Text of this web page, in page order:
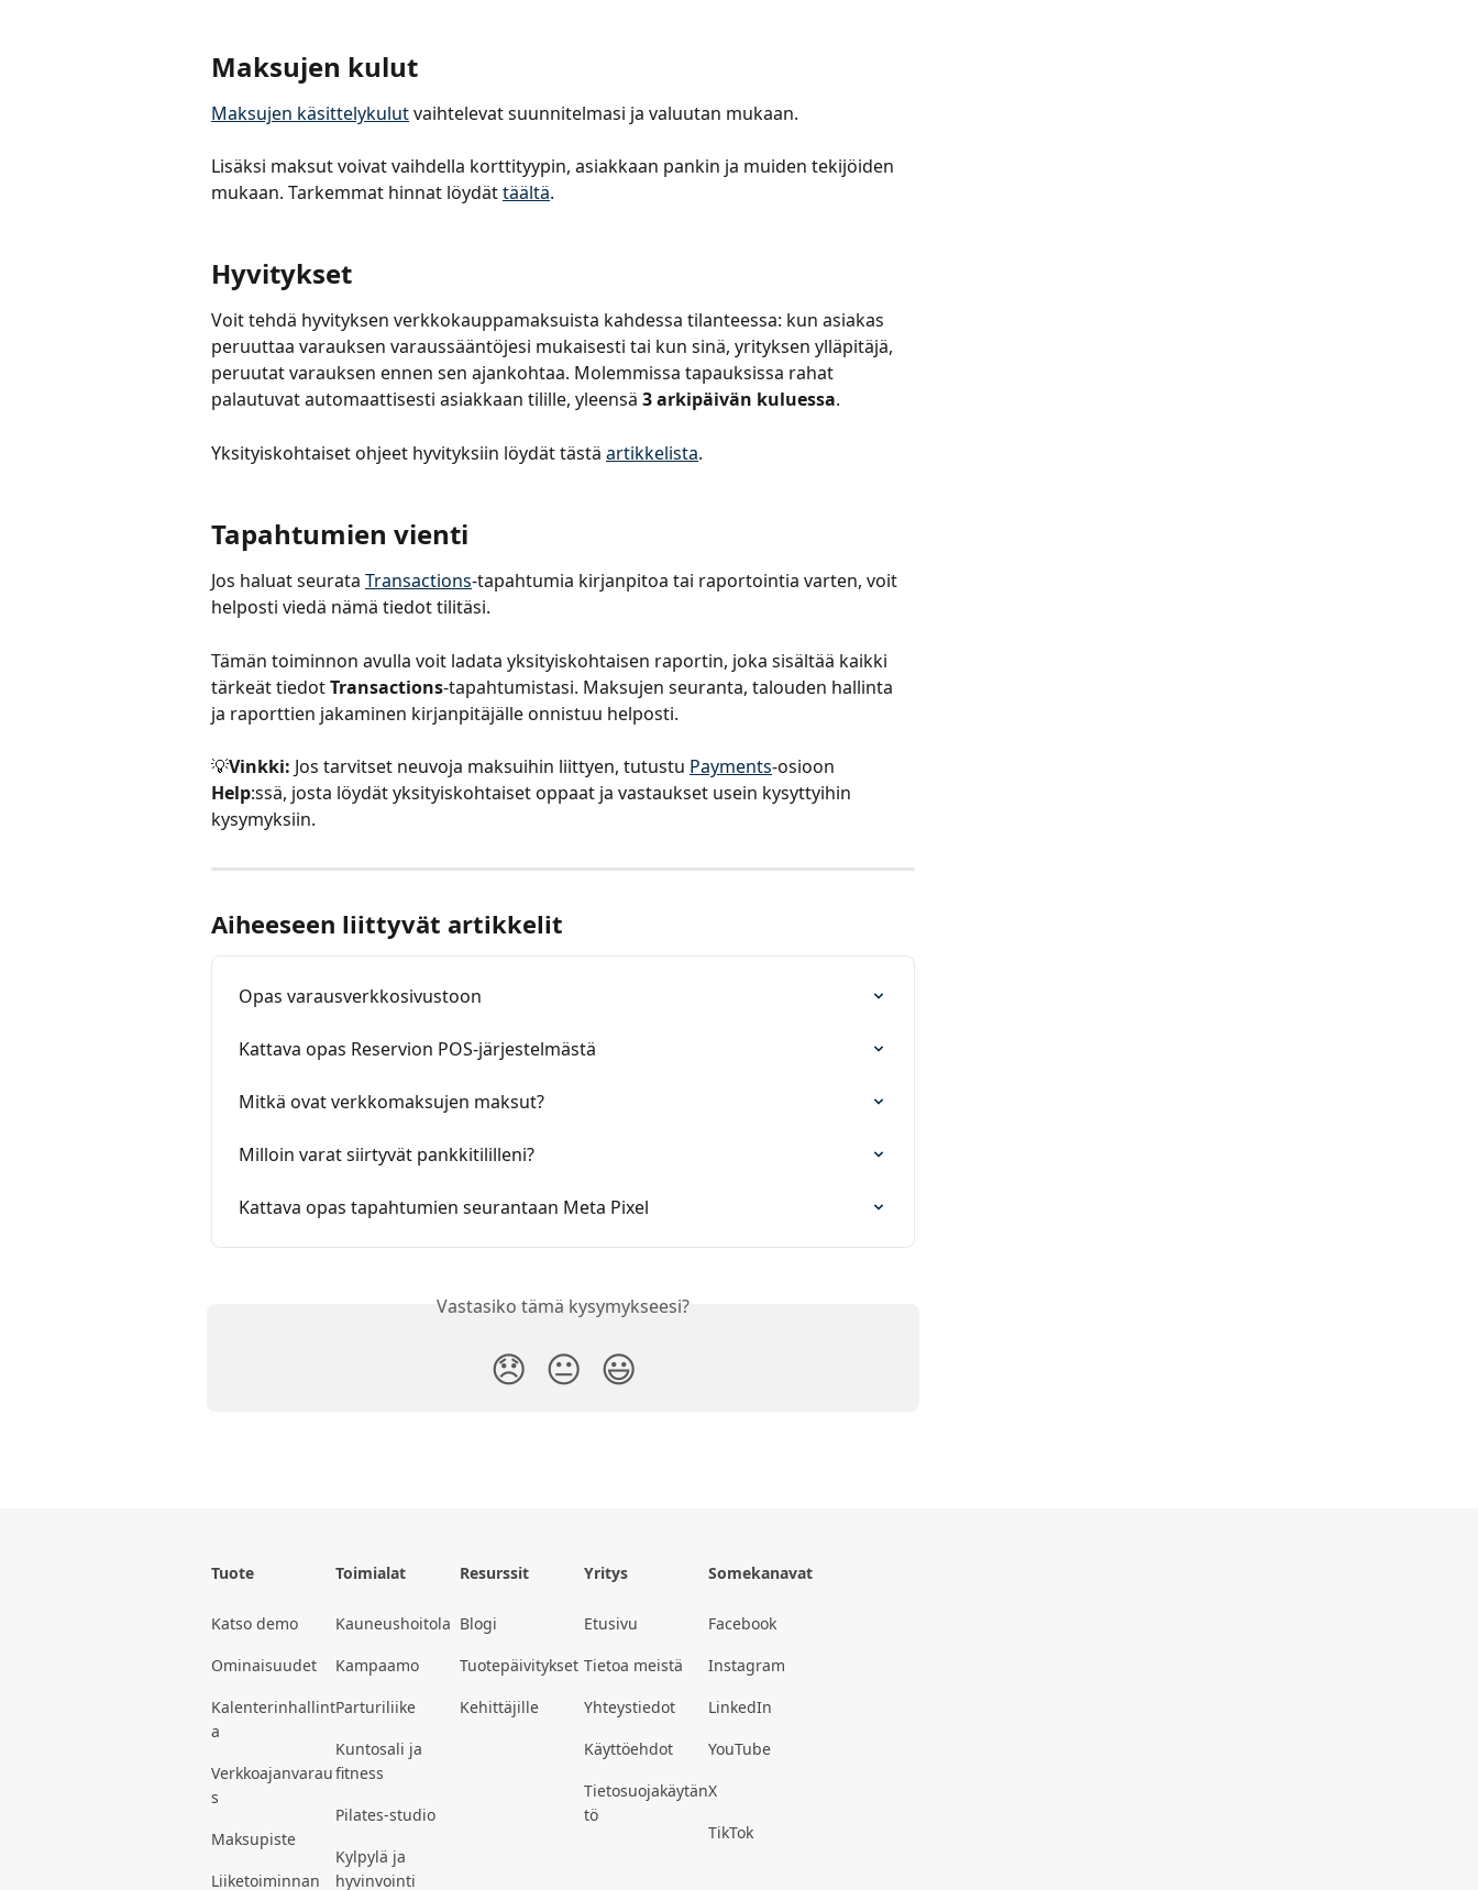
Maksujen kulut
Maksujen käsittelykulut vaihtelevat suunnitelmasi ja valuutan mukaan.
Lisäksi maksut voivat vaihdella korttityypin, asiakkaan pankin ja muiden tekijöiden
mukaan. Tarkemmat hinnat löydät täältä.
Hyvitykset
Voit tehdä hyvityksen verkkokauppamaksuista kahdessa tilanteessa: kun asiakas
peruuttaa varauksen varaussääntöjesi mukaisesti tai kun sinä, yrityksen ylläpitäjä,
peruutat varauksen ennen sen ajankohtaa. Molemmissa tapauksissa rahat
palautuvat automaattisesti asiakkaan tilille, yleensä 3 arkipäivän kuluessa.
Yksityiskohtaiset ohjeet hyvityksiin löydät tästä artikkelista.
Tapahtumien vienti
Jos haluat seurata Transactions-tapahtumia kirjanpitoa tai raportointia varten, voit
helposti viedä nämä tiedot tilitäsi.
Tämän toiminnon avulla voit ladata yksityiskohtaisen raportin, joka sisältää kaikki
tärkeät tiedot Transactions-tapahtumistasi. Maksujen seuranta, talouden hallinta
ja raporttien jakaminen kirjanpitäjälle onnistuu helposti.
💡Vinkki: Jos tarvitset neuvoja maksuihin liittyen, tutustu Payments-osioon
Help:ssä, josta löydät yksityiskohtaiset oppaat ja vastaukset usein kysyttyihin
kysymyksiin.
Aiheeseen liittyvät artikkelit
Opas varausverkkosivustoon
Kattava opas Reservion POS-järjestelmästä
Mitkä ovat verkkomaksujen maksut?
Milloin varat siirtyvät pankkitililleni?
Kattava opas tapahtumien seurantaan Meta Pixel
Vastasiko tämä kysymykseesi?
😞 😐 😃
Tuote
Katso demo
Ominaisuudet
Kalenterinhallint
a
Verkkoajanvarau
s
Maksupiste
Liiketoiminnan
Toimialat
Kauneushoitola
Kampaamo
Parturiliike
Kuntosali ja
fitness
Pilates-studio
Kylpylä ja
hyvinvointi
Resurssit
Blogi
Tuotepäivitykset
Kehittäjille
Yritys
Etusivu
Tietoa meistä
Yhteystiedot
Käyttöehdot
Tietosuojakäytän
tö
Somekanavat
Facebook
Instagram
LinkedIn
YouTube
X
TikTok